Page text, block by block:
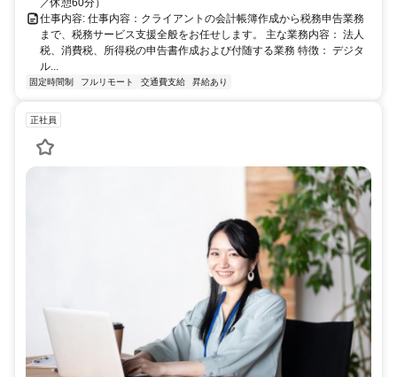
仕事内容: 仕事内容：クライアントの会計帳簿作成から税務申告業務
まで、税務サービス支援全般をお任せします。 主な業務内容： 法人
税、消費税、所得税の申告書作成および付随する業務 特徴： デジタ
ル...
固定時間制 フルリモート 交通費支給 昇給あり
正社員